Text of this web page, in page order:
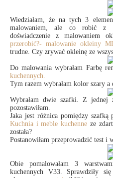
Wiedziałam, że na tych 3
malowaniem, ale co robić z
doświadczenie z malowaniem
przerobić?- malowanie okleiny
trudne. Czy zrywać okleinę ze
Do malowania wybrałam Farbę
kuchennych.
Tym razem wybrałam kolor szary a
Wybrałam dwie szafki. Z
pozostawiłam.
Jaka jest różnica pomiędzy szafką
Kuchnia i meble kuchenne ze
została?
Postanowiłam przeprowadzić test i
Obie pomalowałam 3
kuchennych V33. Sprawdziły